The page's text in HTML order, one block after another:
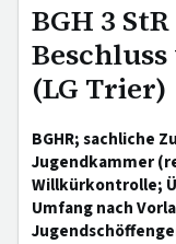
BGH 3
Beschluss
(LG Trier)
BGHR; sachliche
Jugendkammer
Willkürkontrolle;
Umfang nach